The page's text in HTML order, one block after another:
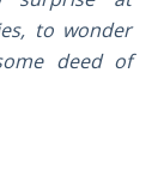
to wonder
deed of